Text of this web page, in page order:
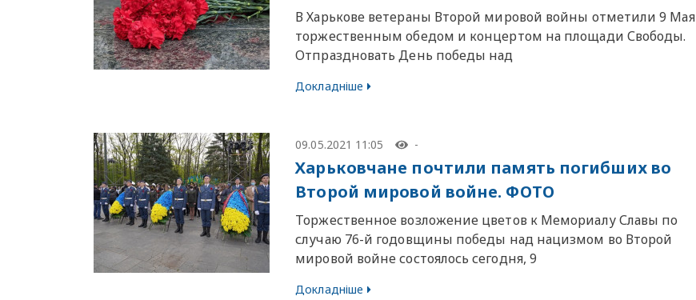
В Харькове ветераны Второй мировой войны отметили 9 Мая
торжественным обедом и концертом на площади Свободы.
Отпраздновать День победы над
Докладніше
09.05.2021 11:05 -
Харьковчане почтили память погибших во
Второй мировой войне. ФОТО
Торжественное возложение цветов к Мемориалу Славы по
случаю 76-й годовщины победы над нацизмом во Второй
мировой войне состоялось сегодня, 9
Докладніше